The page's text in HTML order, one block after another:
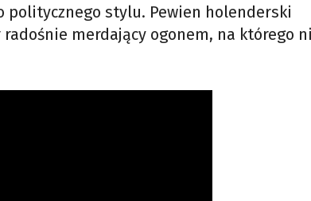
politycznego stylu. Pewien holenderski
merdający ogonem, na którego